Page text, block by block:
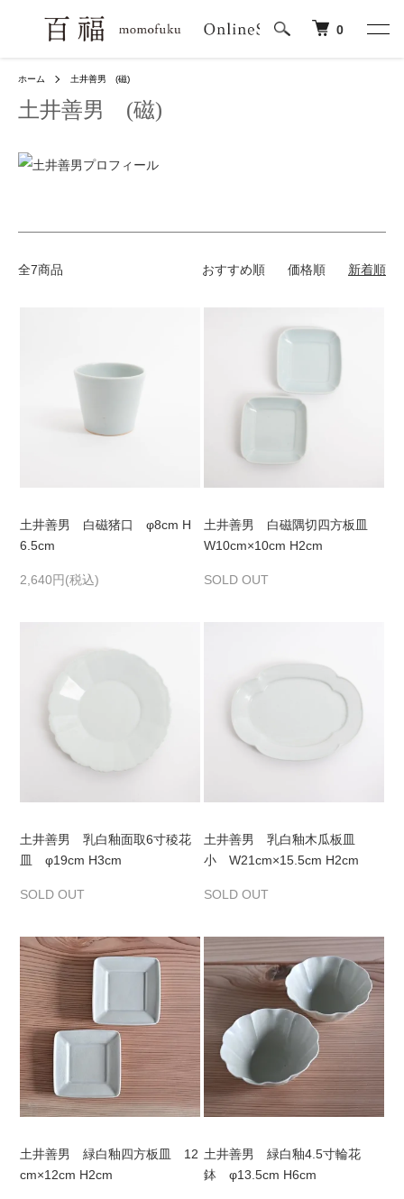
0
ホーム 土井善男 (磁)
土井善男 (磁)
全7商品 おすすめ順 価格順 新着順
土井善男 白磁猪口 φ8cm H
6.5cm
2,640円(税込)
土井善男 白磁隅切四方板皿
W10cm×10cm H2cm
SOLD OUT
土井善男 乳白釉面取6寸稜花
皿 φ19cm H3cm
SOLD OUT
土井善男 乳白釉木瓜板皿
小 W21cm×15.5cm H2cm
SOLD OUT
土井善男 緑白釉四方板皿 12
cm×12cm H2cm
土井善男 緑白釉4.5寸輪花
鉢 φ13.5cm H6cm